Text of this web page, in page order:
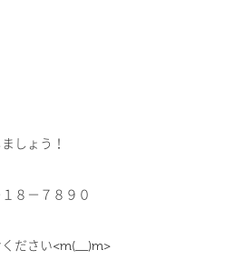
しょう！
８－７８９０
ださい<m(__)m>